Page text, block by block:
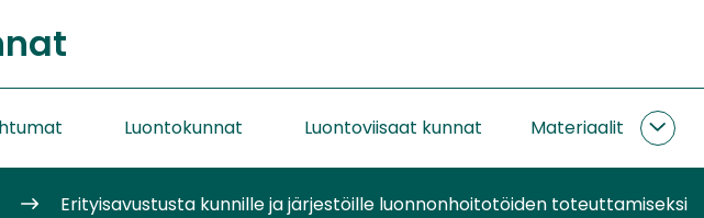
Luontokunnat Luontoviisaat kunnat Materiaalit
Erityisavustusta kunnille ja järjestöille luonnonhoitotöiden toteuttamiseksi